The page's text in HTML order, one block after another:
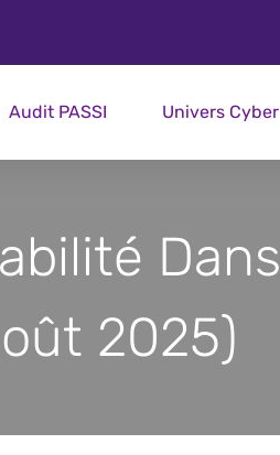
Audit PASSI Univers Cyber
Dans
2025)